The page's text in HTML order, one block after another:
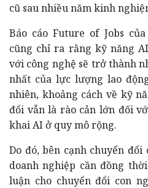
cũ sau nhiều năm kinh
Báo cáo Future of Jobs
cũng chỉ ra rằng kỹ năng
với công nghệ sẽ trở thành
nhất của lực lượng lao
nhiên, khoảng cách về kỹ
đổi vẫn là rào cản lớn đối
khai AI ở quy mô rộng.
Do đó, bên cạnh chuyển đổi
doanh nghiệp cần đồng
luận cho chuyển đổi con